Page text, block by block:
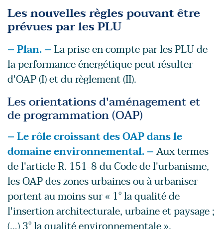
Les nouvelles règles pouvant être
prévues par les PLU
– Plan. –La prise en compte par les PLU de
la performance énergétique peut résulter
d'OAP (I) et du règlement (II).
Les orientations d'aménagement et
de programmation (OAP)
– Le rôle croissant des OAP dans le
domaine environnemental. –Aux termes
de l'article R. 151-8 du Code de l'urbanisme,
les OAP des zones urbaines ou à urbaniser
portent au moins sur « 1° la qualité de
l'insertion architecturale, urbaine et paysage ;